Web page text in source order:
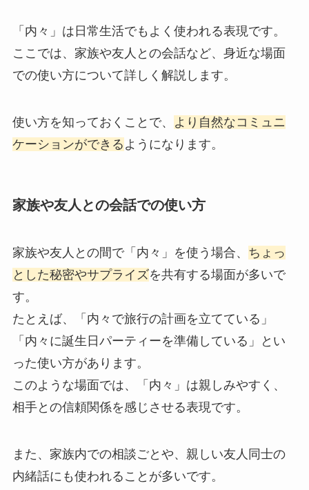
「内々」は日常生活でもよく使われる表現です。
ここでは、家族や友人との会話など、身近な場面
での使い方について詳しく解説します。
使い方を知っておくことで、
より自然なコミュニ
ケーションができる ようになります。
家族や友人との会話での使い方
家族や友人との間で「内々」を使う場合、 ちょっ
とした秘密やサプライズを共有する場面が多いで
す。
たとえば、「内々で旅行の計画を立てている」
「内々に誕生日パーティーを準備している」とい
った使い方があります。
このような場面では、「内々」は親しみやすく、
相手との信頼関係を感じさせる表現です。
また、家族内での相談ごとや、親しい友人同士の
内緒話にも使われることが多いです。